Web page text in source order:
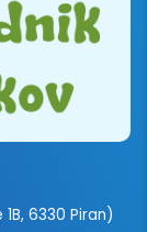
6330 Piran)